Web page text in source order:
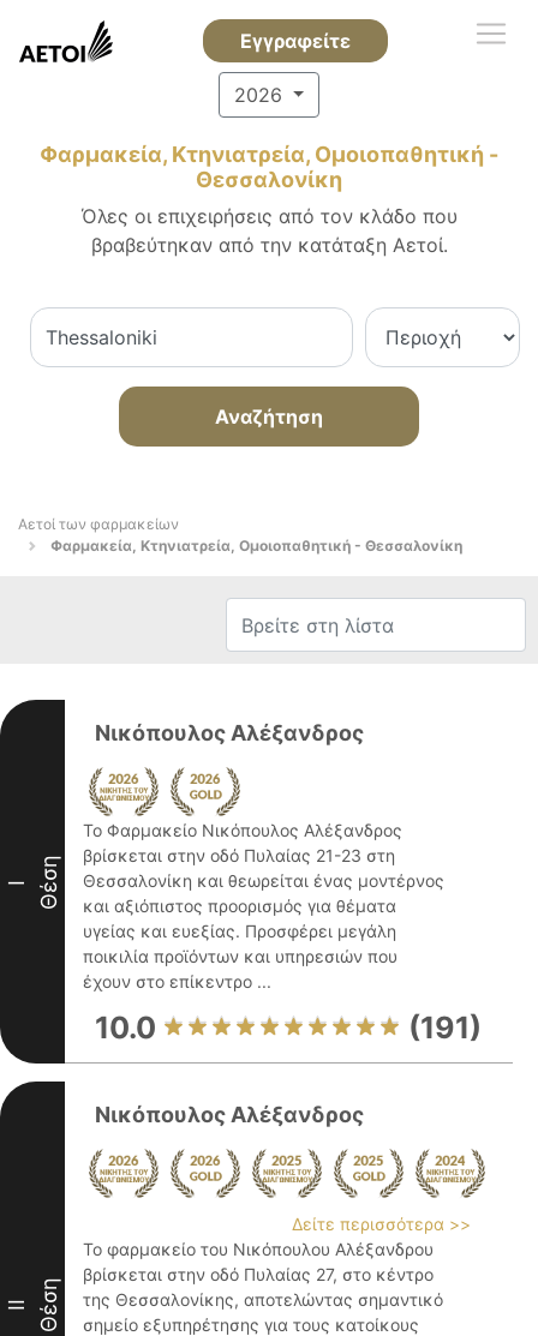
Εγγραφείτε
2026
Φαρμακεία, Κτηνιατρεία, Ομοιοπαθητική -
Θεσσαλονίκη
Όλες οι επιχειρήσεις από τον κλάδο που
βραβεύτηκαν από την κατάταξη Αετοί.
Αναζήτηση
Αετοί των φαρμακείων
Φαρμακεία, Κτηνιατρεία, Ομοιοπαθητική - Θεσσαλονίκη
I Θέση
Νικόπουλος Αλέξανδρος
Το Φαρμακείο Νικόπουλος Αλέξανδρος
βρίσκεται στην οδό Πυλαίας 21-23 στη
Θεσσαλονίκη και θεωρείται ένας μοντέρνος
και αξιόπιστος προορισμός για θέματα
υγείας και ευεξίας. Προσφέρει μεγάλη
ποικιλία προϊόντων και υπηρεσιών που
έχουν στο επίκεντρο ...
10.0 (191)
II Θέση
Νικόπουλος Αλέξανδρος
Δείτε περισσότερα >>
Το φαρμακείο του Νικόπουλου Αλέξανδρου
βρίσκεται στην οδό Πυλαίας 27, στο κέντρο
της Θεσσαλονίκης, αποτελώντας σημαντικό
σημείο εξυπηρέτησης για τους κατοίκους